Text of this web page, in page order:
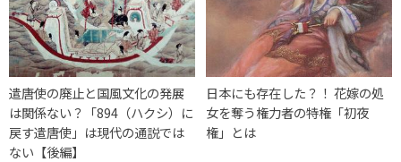
遣唐使の廃止と国風文化の発展
は関係ない？「894（ハクシ）に
戻す遣唐使」は現代の通説では
ない【後編】
日本にも存在した？！ 花嫁の処
女を奪う権力者の特権「初夜
権」とは